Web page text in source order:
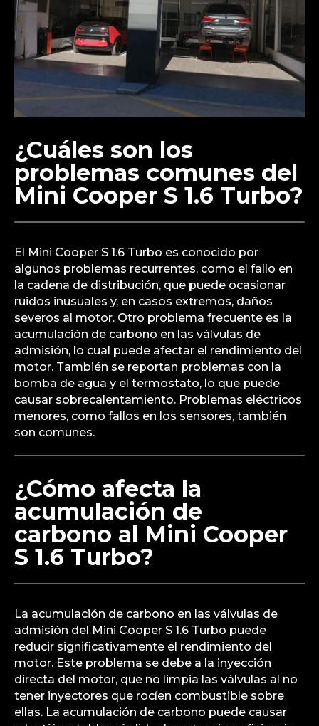
¿Cuáles son los
problemas comunes del
Mini Cooper S 1.6 Turbo?
El Mini Cooper S 1.6 Turbo es conocido por
algunos problemas recurrentes, como el fallo en
la cadena de distribución, que puede ocasionar
ruidos inusuales y, en casos extremos, daños
severos al motor. Otro problema frecuente es la
acumulación de carbono en las válvulas de
admisión, lo cual puede afectar el rendimiento del
motor. También se reportan problemas con la
bomba de agua y el termostato, lo que puede
causar sobrecalentamiento. Problemas eléctricos
menores, como fallos en los sensores, también
son comunes.
¿Cómo afecta la
acumulación de
carbono al Mini Cooper
S 1.6 Turbo?
La acumulación de carbono en las válvulas de
admisión del Mini Cooper S 1.6 Turbo puede
reducir significativamente el rendimiento del
motor. Este problema se debe a la inyección
directa del motor, que no limpia las válvulas al no
tener inyectores que rocíen combustible sobre
ellas. La acumulación de carbono puede causar